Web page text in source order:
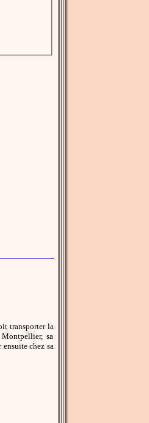
transporter la
sa
chez sa